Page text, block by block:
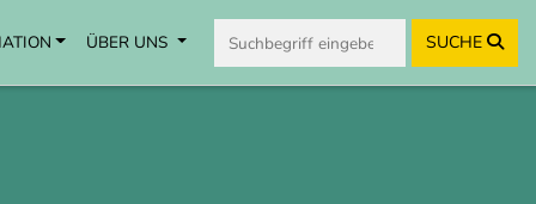
ÜBER UNS SUCHE